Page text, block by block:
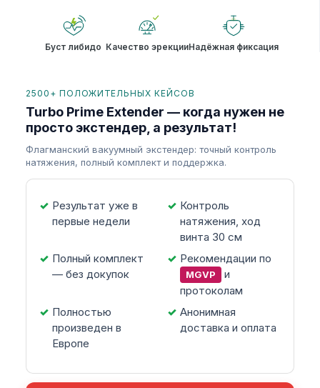
Буст либидо Качество эрекцииНадёжная фиксация
2500+ ПОЛОЖИТЕЛЬНЫХ КЕЙСОВ
Turbo Prime Extender — когда нужен не
просто экстендер, а результат!
Флагманский вакуумный экстендер: точный контроль
натяжения, полный комплект и поддержка.
Результат уже в
первые недели
Контроль
натяжения, ход
винта 30 см
Полный комплект
— без докупок
Рекомендации по
MGVP
и
протоколам
Полностью
произведен в
Европе
Анонимная
доставка и оплата